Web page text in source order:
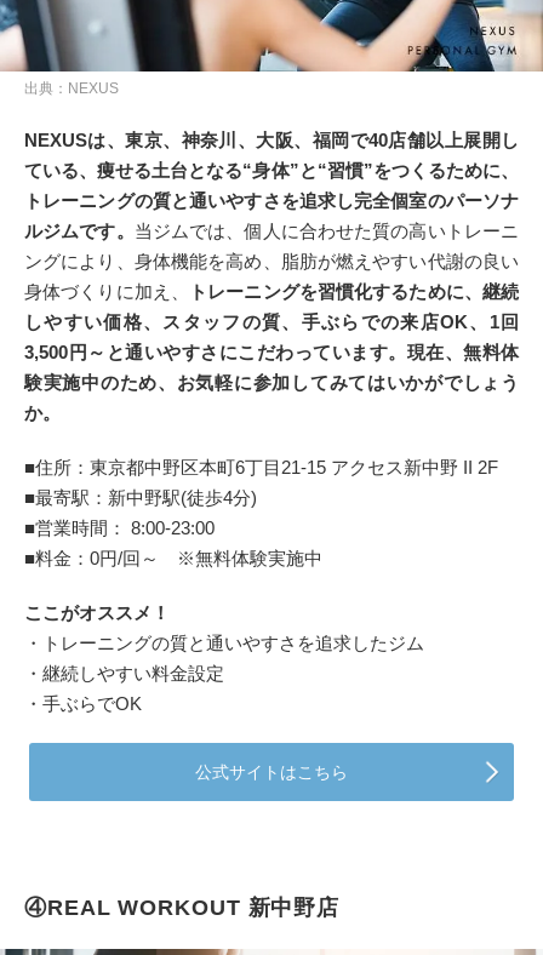
出典：NEXUS
NEXUSは、東京、神奈川、大阪、福岡で40店舗以上展開し
ている、痩せる土台となる“身体”と“習慣”をつくるために、
トレーニングの質と通いやすさを追求し完全個室のパーソナ
ルジムです。 当ジムでは、個人に合わせた質の高いトレーニ
ングにより、身体機能を高め、脂肪が燃えやすい代謝の良い
身体づくりに加え、
トレーニングを習慣化するために、継続
しやすい価格、スタッフの質、手ぶらでの来店OK、1回
3,500円～と通いやすさにこだわっています。現在、無料体
験実施中のため、お気軽に参加してみてはいかがでしょう
か。
■住所：東京都中野区本町6丁目21-15 アクセス新中野 II 2F
■最寄駅：新中野駅(徒歩4分)
■営業時間： 8:00-23:00
■料金：0円/回～ ※無料体験実施中
ここがオススメ！
・トレーニングの質と通いやすさを追求したジム
・継続しやすい料金設定
・手ぶらでOK
公式サイトはこちら
④REAL WORKOUT 新中野店